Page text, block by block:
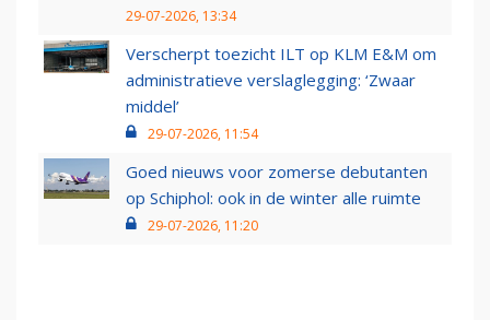
29-07-2026, 13:34
Verscherpt toezicht ILT op KLM E&M om
administratieve verslaglegging: ‘Zwaar
middel’
29-07-2026, 11:54
Goed nieuws voor zomerse debutanten
op Schiphol: ook in de winter alle ruimte
29-07-2026, 11:20